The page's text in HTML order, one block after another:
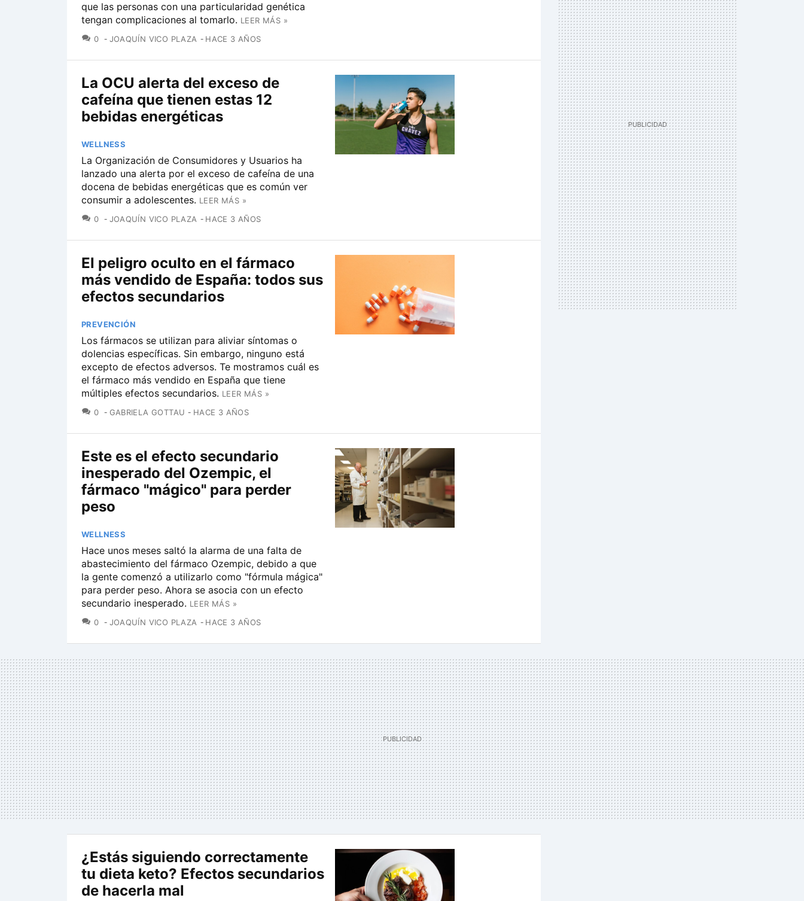
que las personas con una particularidad genética
tengan complicaciones al tomarlo. LEER MÁS »
0 COMENTARIOS
JOAQUÍN VICO PLAZA HACE 3 AÑOS
La OCU alerta del exceso de
cafeína que tienen estas 12
bebidas energéticas
WELLNESS
La Organización de Consumidores y Usuarios ha
lanzado una alerta por el exceso de cafeína de una
docena de bebidas energéticas que es común ver
consumir a adolescentes. LEER MÁS »
0 COMENTARIOS
JOAQUÍN VICO PLAZA HACE 3 AÑOS
El peligro oculto en el fármaco
más vendido de España: todos sus
efectos secundarios
PREVENCIÓN
Los fármacos se utilizan para aliviar síntomas o
dolencias específicas. Sin embargo, ninguno está
excepto de efectos adversos. Te mostramos cuál es
el fármaco más vendido en España que tiene
múltiples efectos secundarios. LEER MÁS »
0 COMENTARIOS
GABRIELA GOTTAU HACE 3 AÑOS
Este es el efecto secundario
inesperado del Ozempic, el
fármaco "mágico" para perder
peso
WELLNESS
Hace unos meses saltó la alarma de una falta de
abastecimiento del fármaco Ozempic, debido a que
la gente comenzó a utilizarlo como "fórmula mágica"
para perder peso. Ahora se asocia con un efecto
secundario inesperado. LEER MÁS »
0 COMENTARIOS
JOAQUÍN VICO PLAZA HACE 3 AÑOS
¿Estás siguiendo correctamente
tu dieta keto? Efectos secundarios
de hacerla mal